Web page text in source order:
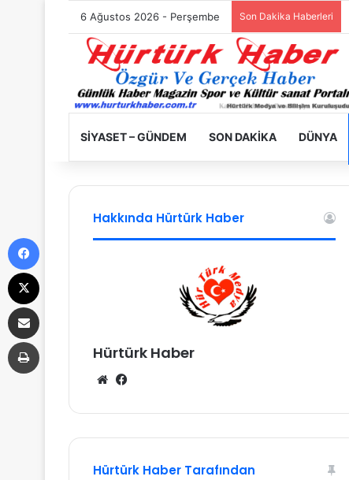
6 Ağustos 2026 - Perşembe Son Dakika Haberleri
SIYASET – GÜNDEM SON DAKIKA DÜNYA
Hakkında Hürtürk Haber
Hürtürk Haber
We
sit
esi
bo
ok
Hürtürk Haber Tarafından